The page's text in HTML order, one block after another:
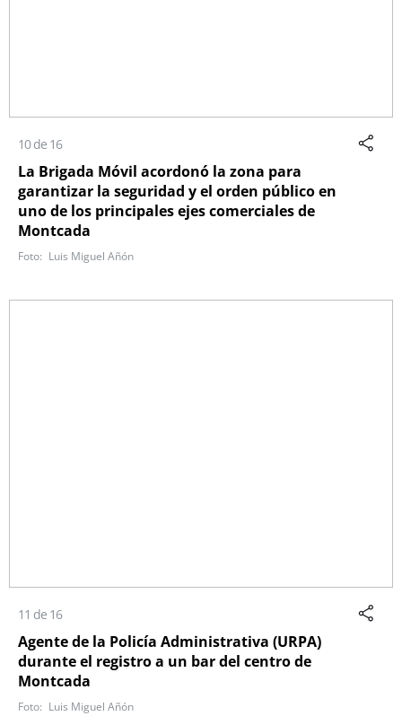
10 de 16
La Brigada Móvil acordonó la zona para
garantizar la seguridad y el orden público en
uno de los principales ejes comerciales de
Montcada
Luis Miguel Añón
11 de 16
Agente de la Policía Administrativa (URPA)
durante el registro a un bar del centro de
Montcada
Luis Miguel Añón